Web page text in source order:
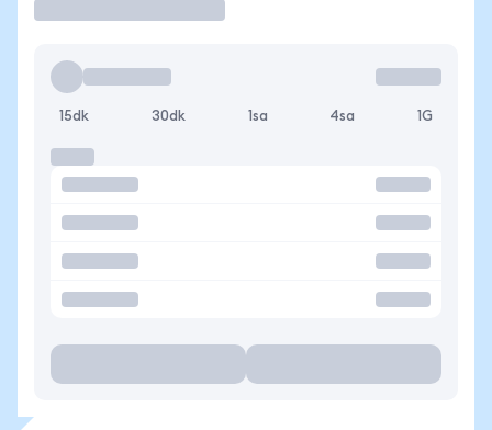
15dk 30dk 1sa 4sa 1G